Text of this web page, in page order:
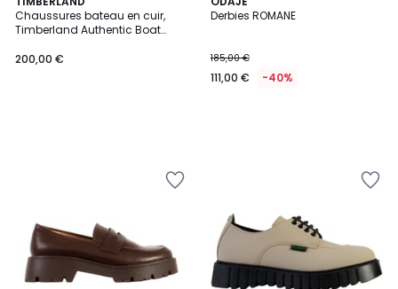
Chaussures bateau en cuir,
Timberland Authentic Boat
200,00 €
Derbies ROMANE
185,00 €
111,00 € -40%